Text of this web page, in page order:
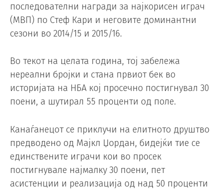
последователни награди за најкорисен играч
(MВП) по Стеф Кари и неговите доминантни
сезони во 2014/15 и 2015/16.
Во текот на целата година, тој забележа
нереални бројки и стана првиот бек во
историјата на НБА кој просечно постигнувал 30
поени, а шутирал 55 проценти од поле.
Канаѓанецот се приклучи на елитното друштво
предводено од Мајкл Џордан, бидејќи тие се
единствените играчи кои во просек
постигнувале најмалку 30 поени, пет
асистенции и реализација од над 50 проценти